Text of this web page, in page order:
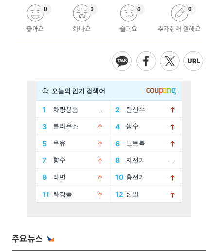
좋아요
0
화나요
0
슬퍼요
0
추가취재 원해요
0
주요뉴스